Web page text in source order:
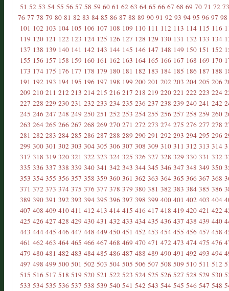
51 52 53 54 55 56 57 58 59 60 61 62 63 64 65 66 67 68 69 70 71 72 73
76 77 78 79 80 81 82 83 84 85 86 87 88 89 90 91 92 93 94 95 96 97 98
101 102 103 104 105 106 107 108 109 110 111 112 113 114 115 116
119 120 121 122 123 124 125 126 127 128 129 130 131 132 133 134
137 138 139 140 141 142 143 144 145 146 147 148 149 150 151 152
155 156 157 158 159 160 161 162 163 164 165 166 167 168 169 170
173 174 175 176 177 178 179 180 181 182 183 184 185 186 187 188
191 192 193 194 195 196 197 198 199 200 201 202 203 204 205 206
209 210 211 212 213 214 215 216 217 218 219 220 221 222 223 224
227 228 229 230 231 232 233 234 235 236 237 238 239 240 241 242
245 246 247 248 249 250 251 252 253 254 255 256 257 258 259 260
263 264 265 266 267 268 269 270 271 272 273 274 275 276 277 278
281 282 283 284 285 286 287 288 289 290 291 292 293 294 295 296
299 300 301 302 303 304 305 306 307 308 309 310 311 312 313 314
317 318 319 320 321 322 323 324 325 326 327 328 329 330 331 332
335 336 337 338 339 340 341 342 343 344 345 346 347 348 349 350
353 354 355 356 357 358 359 360 361 362 363 364 365 366 367 368
371 372 373 374 375 376 377 378 379 380 381 382 383 384 385 386
389 390 391 392 393 394 395 396 397 398 399 400 401 402 403 404
407 408 409 410 411 412 413 414 415 416 417 418 419 420 421 422
425 426 427 428 429 430 431 432 433 434 435 436 437 438 439 440
443 444 445 446 447 448 449 450 451 452 453 454 455 456 457 458
461 462 463 464 465 466 467 468 469 470 471 472 473 474 475 476
479 480 481 482 483 484 485 486 487 488 489 490 491 492 493 494
497 498 499 500 501 502 503 504 505 506 507 508 509 510 511 512
515 516 517 518 519 520 521 522 523 524 525 526 527 528 529 530
533 534 535 536 537 538 539 540 541 542 543 544 545 546 547 548